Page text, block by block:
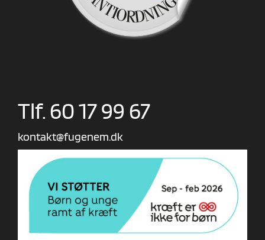
Tlf. 60 17 99 67
kontakt@fugenem.dk